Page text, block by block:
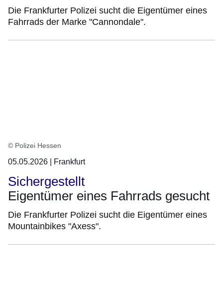
Die Frankfurter Polizei sucht die Eigentümer eines
Fahrrads der Marke "Cannondale".
© Polizei Hessen
05.05.2026 | Frankfurt
Sichergestellt
Eigentümer eines Fahrrads gesucht
Die Frankfurter Polizei sucht die Eigentümer eines
Mountainbikes "Axess".